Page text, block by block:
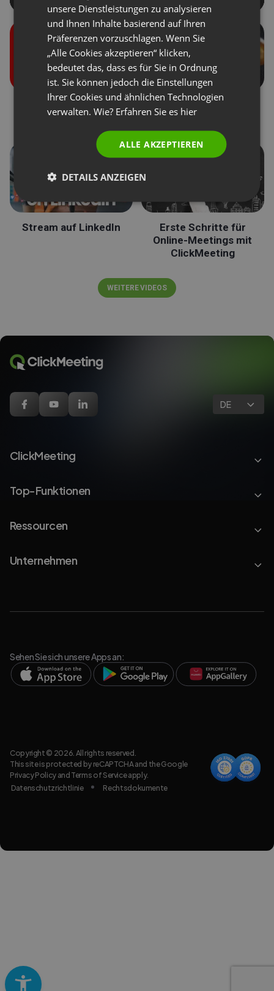
Benutzerrollen bei den
Veranstaltungen
Spenden von
Teilnehmern
Stream auf LinkedIn
Erste Schritte für
Online-Meetings mit
ClickMeeting
WEITERE VIDEOS
DE
ClickMeeting
Top-Funktionen
Ressourcen
Unternehmen
Sehen Sie sich unsere Apps an:
Copyright © 2026. All rights reserved.
This site is protected by reCAPTCHA and the Google
Privacy Policyand Terms of Serviceapply.
Datenschutzrichtlinie
Rechtsdokumente
RUSSIAN
SPANISH
ITALIAN
unsere Dienstleistungen zu analysieren
und Ihnen Inhalte basierend auf Ihren
Präferenzen vorzuschlagen. Wenn Sie
„Alle Cookies akzeptieren“ klicken,
bedeutet das, dass es für Sie in Ordnung
ist. Sie können jedoch die Einstellungen
Ihrer Cookies und ähnlichen Technologien
verwalten. Wie? Erfahren Sie es hier
ALLE AKZEPTIEREN
DETAILS ANZEIGEN